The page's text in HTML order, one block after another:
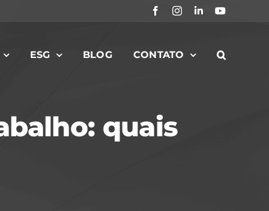
FacebookInstagram
LinkedInYouTube
ESG BLOG CONTATO
quais